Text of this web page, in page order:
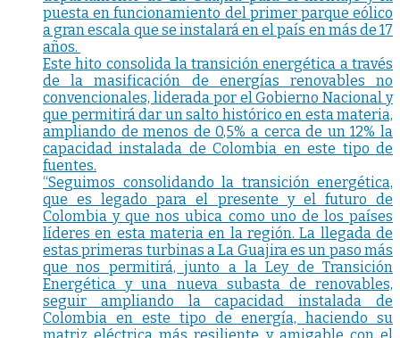
puesta en funcionamiento del primer parque eólico
a gran escala que se instalará en el país en más de 17
años.
Este hito consolida la transición energética a través
de la masificación de energías renovables no
convencionales, liderada por el Gobierno Nacional y
que permitirá dar un salto histórico en esta materia,
ampliando de menos de 0,5% a cerca de un 12% la
capacidad instalada de Colombia en este tipo de
fuentes.
“Seguimos consolidando la transición energética,
que es legado para el presente y el futuro de
Colombia y que nos ubica como uno de los países
líderes en esta materia en la región. La llegada de
estas primeras turbinas a La Guajira es un paso más
que nos permitirá, junto a la Ley de Transición
Energética y una nueva subasta de renovables,
seguir ampliando la capacidad instalada de
Colombia en este tipo de energía, haciendo su